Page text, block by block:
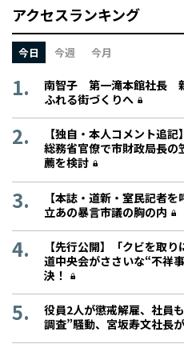
アクセスランキング
今日 今週 今月
南智子 第一滝本館社長
ふれる街づくりへ
【独自・本人コメント追
総務省官僚で市財政局長
薦を検討
【本誌・道新・室民記者
立あの暴言市議の胸の内
【先行公開】「クビを取
道中央会がささいな“不祥
決！
役員2人が懲戒解雇、社員
調査”騒動、宮坂寿文社長